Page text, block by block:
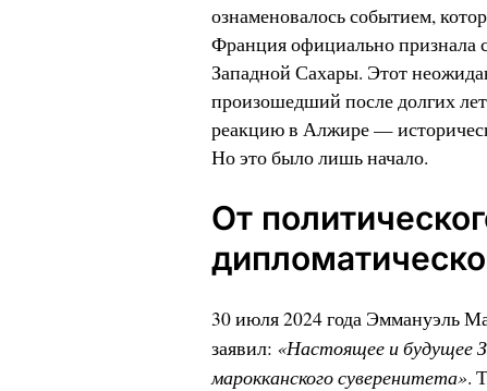
ознаменовалось событием,
Франция официально признала
Западной Сахары. Этот
произошедший после долгих
реакцию в Алжире —
Но это было лишь начало.
От
30 июля 2024 года Эммануэль
заявил: «Настоящее и будущее
марокканского суверенитета».